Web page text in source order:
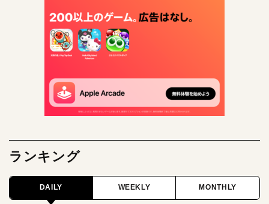
ランキング
DAILY WEEKLY MONTHLY